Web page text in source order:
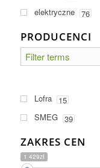
elektryczne 76
PRODUCENCI
Lofra 15
SMEG 39
ZAKRES CEN
1 429zł